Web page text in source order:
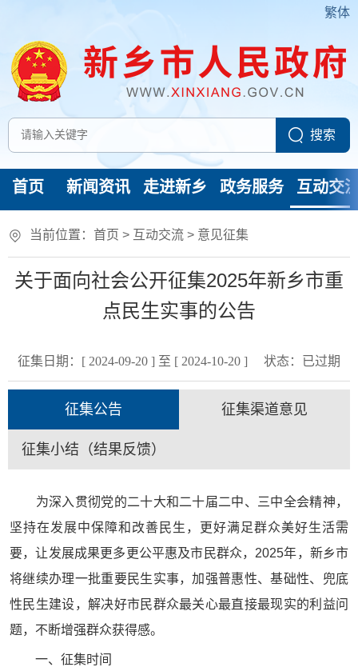
繁体
首页 新闻资讯 走进新乡 政务服务 互动交
当前位置： 首页 > 互动交流 > 意见征集
关于面向社会公开征集2025年新乡市重
点民生实事的公告
征集日期：[ 2024-09-20 ] 至 [ 2024-10-20 ] 状态： 已过期
征集公告 征集渠道意见
征集小结（结果反馈）
为深入贯彻党的二十大和二十届二中、三中全会精神，
坚持在发展中保障和改善民生，更好满足群众美好生活需
要，让发展成果更多更公平惠及市民群众，2025年，新乡市
将继续办理一批重要民生实事，加强普惠性、基础性、兜底
性民生建设，解决好市民群众最关心最直接最现实的利益问
题，不断增强群众获得感。
一、征集时间